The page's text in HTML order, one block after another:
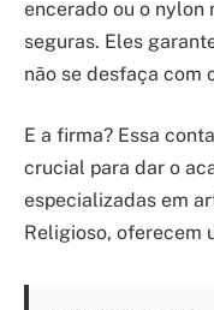
encerado ou o nylon
seguras. Eles
não se desfaça com
E a firma? Essa
crucial para dar o
especializadas em
Religioso, oferecem